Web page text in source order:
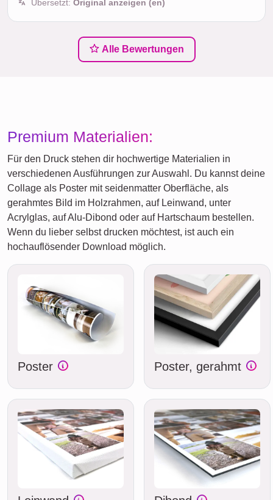
Übersetzt: Original anzeigen (en)
Alle Bewertungen
Premium Materialien:
Für den Druck stehen dir hochwertige Materialien in
verschiedenen Ausführungen zur Auswahl. Du kannst deine
Collage als Poster mit seidenmatter Oberfläche, als
gerahmtes Bild im Holzrahmen, auf Leinwand, unter
Acrylglas, auf Alu-Dibond oder auf Hartschaum bestellen.
Wenn du lieber selbst drucken möchtest, ist auch ein
hochauflösender Download möglich.
Poster Poster, gerahmt